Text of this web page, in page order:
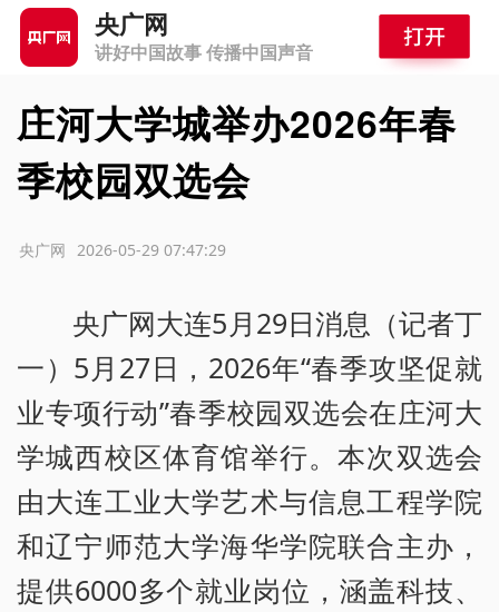
央广网
讲好中国故事 传播中国声音
庄河大学城举办2026年春
季校园双选会
2026-05-29 07:47:29
央广网
央广网大连5月29日消息（记者丁
一）5月27日，2026年“春季攻坚促就
业专项行动”春季校园双选会在庄河大
学城西校区体育馆举行。本次双选会
由大连工业大学艺术与信息工程学院
和辽宁师范大学海华学院联合主办，
提供6000多个就业岗位，涵盖科技、